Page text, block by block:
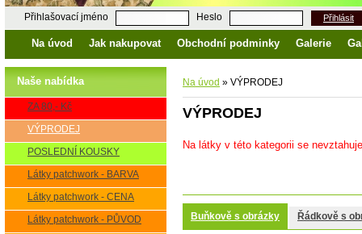
Přihlašovací jméno Heslo Přihlásit
Na úvod Jak nakupovat Obchodní podminky Galerie
Naše nabídka
ZA 80,- Kč
VÝPRODEJ
POSLEDNÍ KOUSKY
Látky patchwork - BARVA
Látky patchwork - CENA
Látky patchwork - PŮVOD
Na úvod » VÝPRODEJ
VÝPRODEJ
Na látky v této kategorii se
Buňkově s obrázky Řádkově s